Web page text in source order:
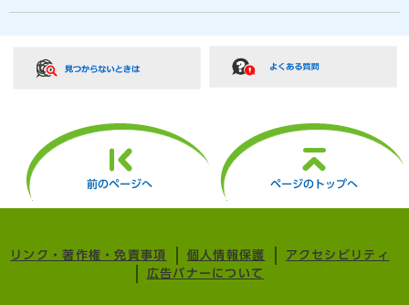
前のページへ ページのトップへ
リンク・著作権・免責事項 個人情報保護
アクセシビリティ
広告バナーについて